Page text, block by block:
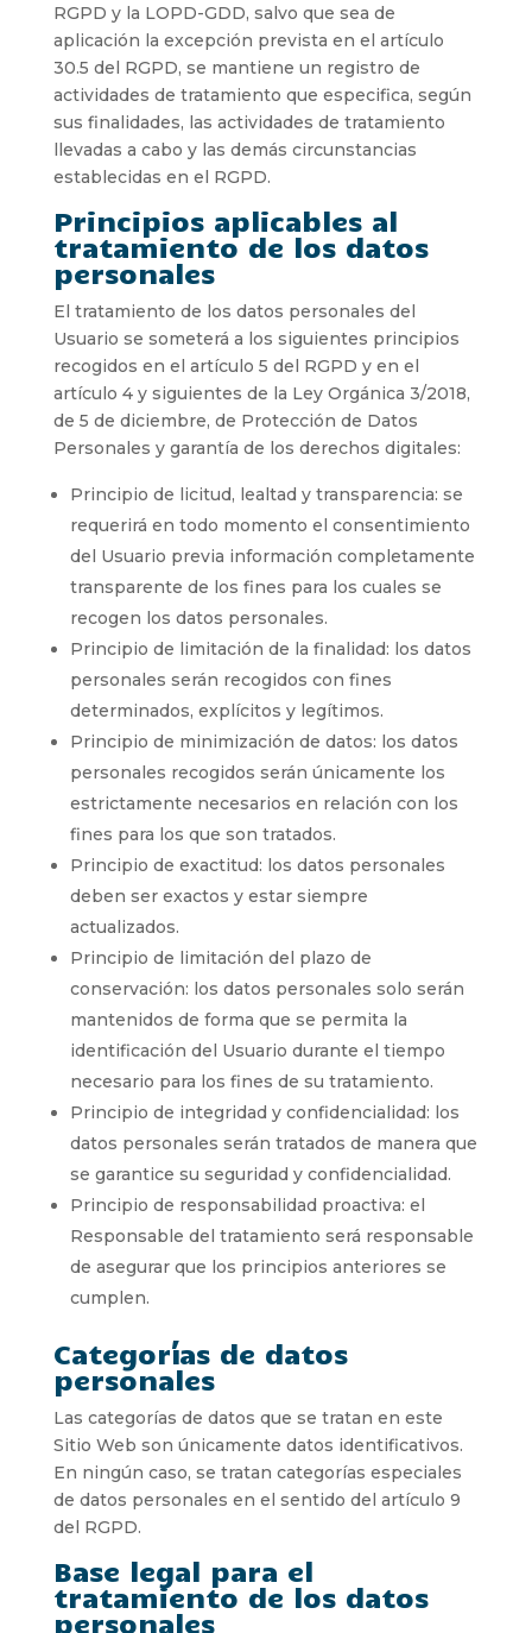
RGPD y la LOPD-GDD, salvo que sea de
aplicación la excepción prevista en el artículo
30.5 del RGPD, se mantiene un registro de
actividades de tratamiento que especifica, según
sus finalidades, las actividades de tratamiento
llevadas a cabo y las demás circunstancias
establecidas en el RGPD.
Principios aplicables al
tratamiento de los datos
personales
El tratamiento de los datos personales del
Usuario se someterá a los siguientes principios
recogidos en el artículo 5 del RGPD y en el
artículo 4 y siguientes de la Ley Orgánica 3/2018,
de 5 de diciembre, de Protección de Datos
Personales y garantía de los derechos digitales:
Principio de licitud, lealtad y transparencia: se
requerirá en todo momento el consentimiento
del Usuario previa información completamente
transparente de los fines para los cuales se
recogen los datos personales.
Principio de limitación de la finalidad: los datos
personales serán recogidos con fines
determinados, explícitos y legítimos.
Principio de minimización de datos: los datos
personales recogidos serán únicamente los
estrictamente necesarios en relación con los
fines para los que son tratados.
Principio de exactitud: los datos personales
deben ser exactos y estar siempre
actualizados.
Principio de limitación del plazo de
conservación: los datos personales solo serán
mantenidos de forma que se permita la
identificación del Usuario durante el tiempo
necesario para los fines de su tratamiento.
Principio de integridad y confidencialidad: los
datos personales serán tratados de manera que
se garantice su seguridad y confidencialidad.
Principio de responsabilidad proactiva: el
Responsable del tratamiento será responsable
de asegurar que los principios anteriores se
cumplen.
Categorías de datos
personales
Las categorías de datos que se tratan en este
Sitio Web son únicamente datos identificativos.
En ningún caso, se tratan categorías especiales
de datos personales en el sentido del artículo 9
del RGPD.
Base legal para el
tratamiento de los datos
personales